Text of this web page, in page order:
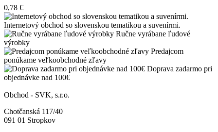
0,78 €
Internetový obchod so slovenskou tematikou a suvenírmi.
Ručne vyrábane ľudové
výrobky
Predajcom
ponúkame veľkoobchodné zľavy
Doprava zadarmo pri
objednávke nad 100€
Obchod - SVK, s.r.o.
Chotčanská 117/40
091 01 Stropkov